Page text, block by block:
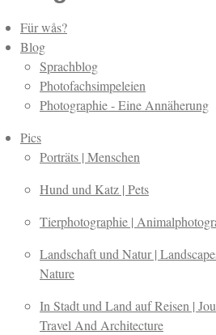
e
r
n
e
Für wås?
Blog
Sprachblog
Photofachsimpeleien
Photographie - Eine Annäherung
Pics
Porträts | Menschen
Hund und Katz | Pets
Tierphotographie |
Landschaft und Natur |
Nature
In Stadt und Land auf Reisen |
Travel And Architecture